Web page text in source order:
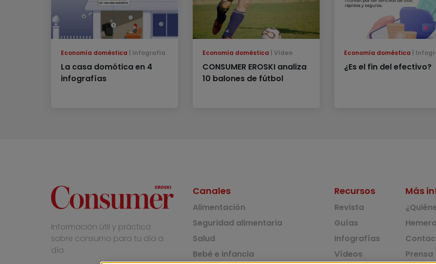
Economía doméstica Infografía
La casa domótica en 4
infografías
Economía doméstica Vídeo
CONSUMER EROSKI analiza
10 balones de fútbol
Economía doméstica
¿Es el fin del efectivo?
Información útil y práctica
sobre consumo para tu día a
día
Canales
Alimentación
Seguridad alimentaria
Salud
Bebé e infancia
Recursos
Revista
Guías
Infografías
Vídeos
Más
Prensa